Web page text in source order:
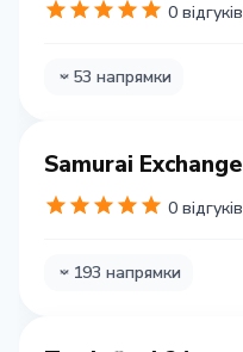
0 відгуків
53 напрямки
Samurai Exchange
0 відгуків
193 напрямки